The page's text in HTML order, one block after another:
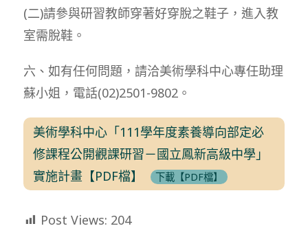
(二)請參與研習教師穿著好穿脫之鞋子，進入教
室需脫鞋。
六、如有任何問題，請洽美術學科中心專任助理
蘇小姐，電話(02)2501-9802。
美術學科中心「111學年度素養導向部定必
修課程公開觀課研習－國立鳳新高級中學」
實施計畫【PDF檔】
下載【PDF檔】
Post Views: 204